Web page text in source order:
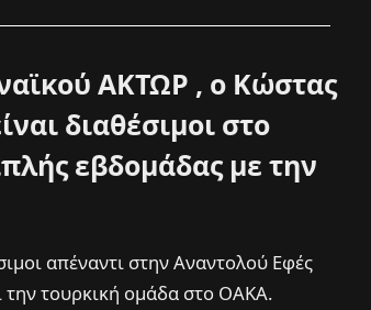
ΑΚΤΩΡ , ο Κώστας
διαθέσιμοι στο
εβδομάδας με την
απέναντι στην Αναντολού Εφές
την τουρκική ομάδα στο ΟΑΚΑ.